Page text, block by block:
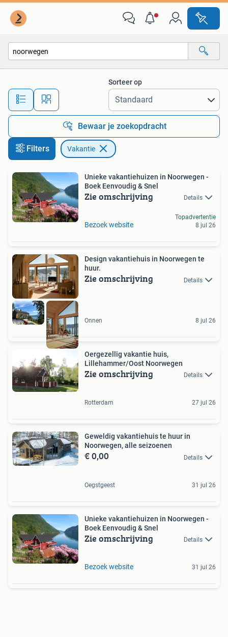
Alle afstanden…
Sorteer op
Bewaar je zoekopdracht
Filters Vakantie
Unieke vakantiehuizen in Noorwegen -
Boek Eenvoudig & Snel
Zie omschrijving Details
Bezoek website
Topadvertentie
8 jul 26
Design vakantiehuis in Noorwegen te
huur.
Zie omschrijving Details
Onnen 8 jul 26
Oergezellig vakantie huis,
Lillehammer/Oost Noorwegen
Zie omschrijving Details
Rotterdam 27 jul 26
Geweldig vakantiehuis te huur in
Noorwegen, alle seizoenen
€ 0,00 Details
Oegstgeest 31 jul 26
Unieke vakantiehuizen in Noorwegen -
Boek Eenvoudig & Snel
Zie omschrijving Details
Bezoek website 31 jul 26